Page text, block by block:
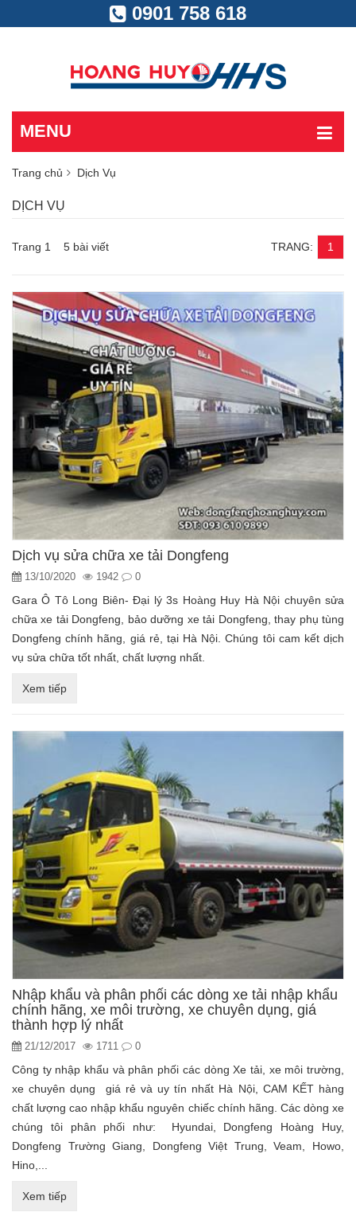
0901 758 618
MENU
Trang chủ Dịch Vụ
DỊCH VỤ
Trang 1 5 bài viết TRANG: 1
Dịch vụ sửa chữa xe tải Dongfeng
13/10/2020 1942 0
Gara Ô Tô Long Biên- Đại lý 3s Hoàng Huy Hà Nội chuyên sửa
chữa xe tải Dongfeng, bảo dưỡng xe tải Dongfeng, thay phụ tùng
Dongfeng chính hãng, giá rẻ, tại Hà Nội. Chúng tôi cam kết dịch
vụ sửa chữa tốt nhất, chất lượng nhất.
Xem tiếp
Nhập khẩu và phân phối các dòng xe tải nhập khẩu
chính hãng, xe môi trường, xe chuyên dụng, giá
thành hợp lý nhất
21/12/2017 1711 0
Công ty nhập khẩu và phân phối các dòng Xe tải, xe môi trường,
xe chuyên dụng giá rẻ và uy tín nhất Hà Nội, CAM KẾT hàng
chất lượng cao nhập khẩu nguyên chiếc chính hãng. Các dòng xe
chúng tôi phân phối như: Hyundai, Dongfeng Hoàng Huy,
Dongfeng Trường Giang, Dongfeng Việt Trung, Veam, Howo,
Hino,...
Xem tiếp